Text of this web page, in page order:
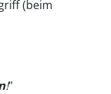
(beim
!"